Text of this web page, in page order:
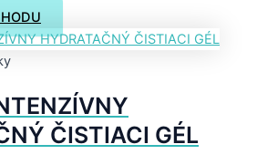
ČISTIACI GÉL